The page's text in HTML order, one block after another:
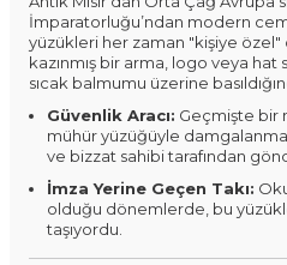
İmparatorluğu’ndan modern
yüzükleri her zaman "kişiye
kazınmış bir arma, logo veya hat
sıcak balmumu üzerine
Güvenlik Aracı: Geçmişte bir
mühür yüzüğüyle
ve bizzat sahibi tarafından
İmza Yerine Geçen Takı:
olduğu dönemlerde, bu
taşıyordu.